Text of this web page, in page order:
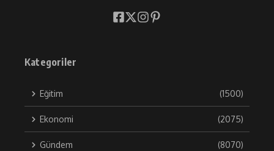
Kategoriler
Eğitim (1500)
Ekonomi (2075)
Gündem (8070)